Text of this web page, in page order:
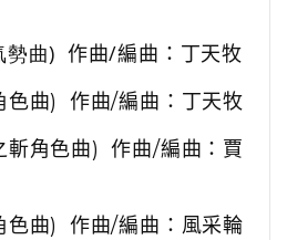
勢曲) 作曲/編曲：丁天牧
色曲) 作曲/編曲： 丁天牧
斬角色曲) 作曲/編曲：賈
色曲) 作曲/編曲：風采輪